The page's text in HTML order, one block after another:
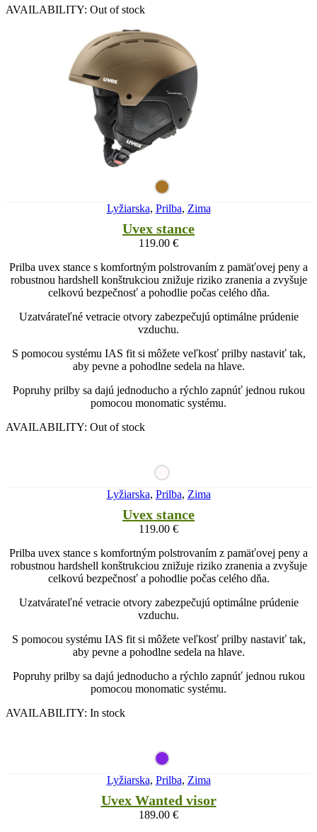
AVAILABILITY: Out of stock
Lyžiarska, Prilba, Zima
Uvex stance
119.00 €
Prilba uvex stance s komfortným polstrovaním z pamäťovej peny a
robustnou hardshell konštrukciou znižuje riziko zranenia a zvyšuje
celkovú bezpečnosť a pohodlie počas celého dňa.
Uzatvárateľné vetracie otvory zabezpečujú optimálne prúdenie
vzduchu.
S pomocou systému IAS fit si môžete veľkosť prilby nastaviť tak,
aby pevne a pohodlne sedela na hlave.
Popruhy prilby sa dajú jednoducho a rýchlo zapnúť jednou rukou
pomocou monomatic systému.
AVAILABILITY: Out of stock
Lyžiarska, Prilba, Zima
Uvex stance
119.00 €
Prilba uvex stance s komfortným polstrovaním z pamäťovej peny a
robustnou hardshell konštrukciou znižuje riziko zranenia a zvyšuje
celkovú bezpečnosť a pohodlie počas celého dňa.
Uzatvárateľné vetracie otvory zabezpečujú optimálne prúdenie
vzduchu.
S pomocou systému IAS fit si môžete veľkosť prilby nastaviť tak,
aby pevne a pohodlne sedela na hlave.
Popruhy prilby sa dajú jednoducho a rýchlo zapnúť jednou rukou
pomocou monomatic systému.
AVAILABILITY: In stock
Lyžiarska, Prilba, Zima
Uvex Wanted visor
189.00 €